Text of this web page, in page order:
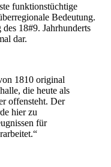
funktionstüchtige
Bedeutung.
18#9. Jahrhunderts
dar.
1810 original
die heute als
offensteht. Der
hier zu
für